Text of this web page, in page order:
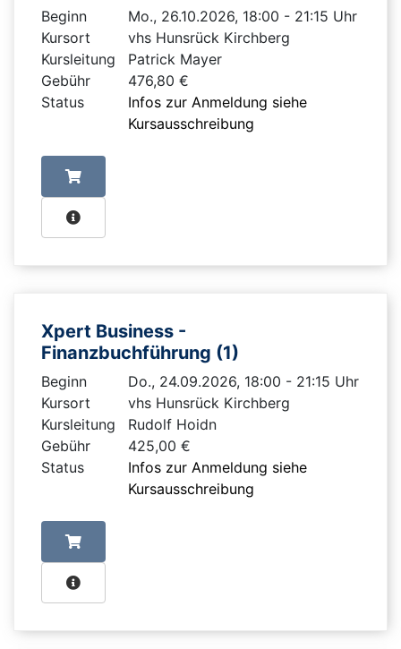
Beginn
Mo., 26.10.2026, 18:00 - 21:15 Uhr
Kursort
vhs Hunsrück Kirchberg
Kursleitung
Patrick Mayer
Gebühr
476,80 €
Status
Infos zur Anmeldung siehe
Kursausschreibung
Xpert Business -
Finanzbuchführung (1)
Beginn
Do., 24.09.2026, 18:00 - 21:15 Uhr
Kursort
vhs Hunsrück Kirchberg
Kursleitung
Rudolf Hoidn
Gebühr
425,00 €
Status
Infos zur Anmeldung siehe
Kursausschreibung